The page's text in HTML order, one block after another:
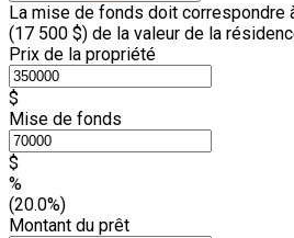
La mise de fonds doit correspondre
(17 500 $) de la valeur de la
Prix de la propriété
$
Mise de fonds
$
%
(20.0%)
Montant du prêt